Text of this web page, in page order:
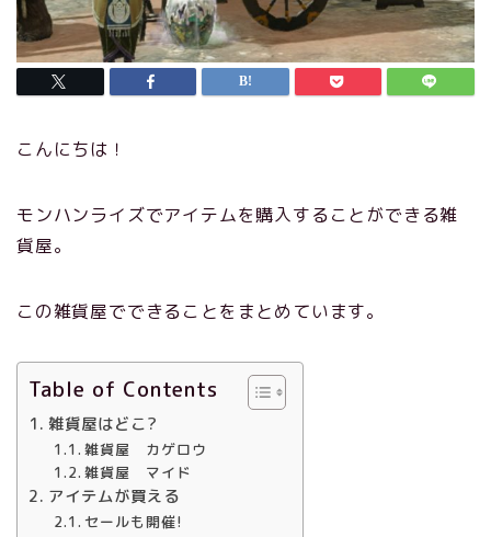
こんにちは！
モンハンライズでアイテムを購入することができる雑
貨屋。
この雑貨屋でできることをまとめています。
Table of Contents
雑貨屋はどこ?
雑貨屋 カゲロウ
雑貨屋 マイド
アイテムが買える
セールも開催!